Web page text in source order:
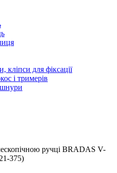
кліпси для фіксації
і тримерів
ручці BRADAS V-
375)